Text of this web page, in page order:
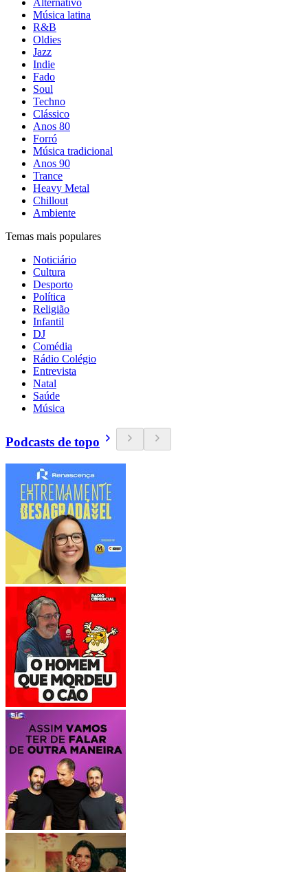
Alternativo
Música latina
R&B
Oldies
Jazz
Indie
Fado
Soul
Techno
Clássico
Anos 80
Forró
Música tradicional
Anos 90
Trance
Heavy Metal
Chillout
Ambiente
Temas mais populares
Noticiário
Cultura
Desporto
Política
Religião
Infantil
DJ
Comédia
Rádio Colégio
Entrevista
Natal
Saúde
Música
Podcasts de topo